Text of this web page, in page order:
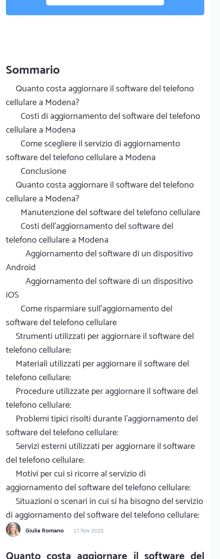
Sommario
Quanto costa aggiornare il software del telefono
cellulare a Modena?
Costi di aggiornamento del software del telefono
cellulare a Modena
Come scegliere il servizio di aggiornamento
software del telefono cellulare a Modena
Conclusione
Quanto costa aggiornare il software del telefono
cellulare a Modena?
Manutenzione del software del telefono cellulare
Costi dell'aggiornamento del software del
telefono cellulare a Modena
Aggiornamento del software di un dispositivo
Android
Aggiornamento del software di un dispositivo
iOS
Come risparmiare sull'aggiornamento del
software del telefono cellulare
Strumenti utilizzati per aggiornare il software del
telefono cellulare:
Materiali utilizzati per aggiornare il software del
telefono cellulare:
Procedure utilizzate per aggiornare il software del
telefono cellulare:
Problemi tipici risolti durante l'aggiornamento del
software del telefono cellulare:
Servizi esterni utilizzati per aggiornare il software
del telefono cellulare:
Motivi per cui si ricorre al servizio di
aggiornamento del software del telefono cellulare:
Situazioni o scenari in cui si ha bisogno del servizio
di aggiornamento del software del telefono cellulare:
Giulia Romano 27 Nov 2025